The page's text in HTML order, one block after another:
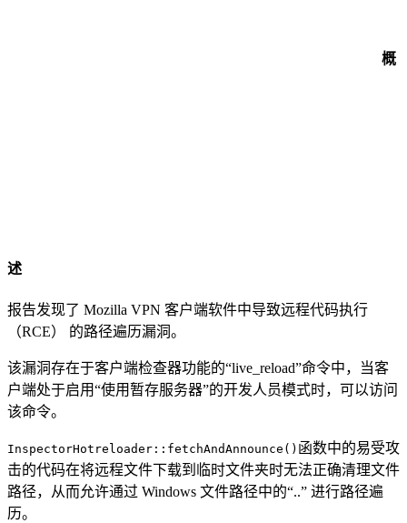
概
述
报告发现了 Mozilla VPN 客户端软件中导致远程代码执行
（RCE） 的路径遍历漏洞。
该漏洞存在于客户端检查器功能的“live_reload”命令中，当客
户端处于启用“使用暂存服务器”的开发人员模式时，可以访问
该命令。
InspectorHotreloader::fetchAndAnnounce() 函数中的易受攻
击的代码在将远程文件下载到临时文件夹时无法正确清理文件
路径，从而允许通过 Windows 文件路径中的“..” 进行路径遍
历。